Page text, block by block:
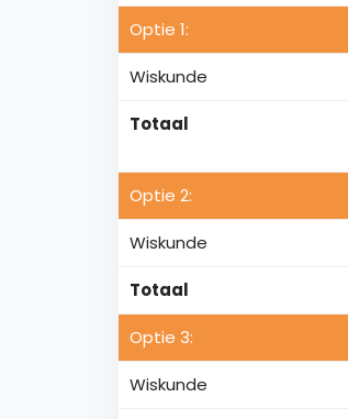
Optie 1:
Wiskunde
Totaal
Optie 2:
Wiskunde
Totaal
Optie 3:
Wiskunde